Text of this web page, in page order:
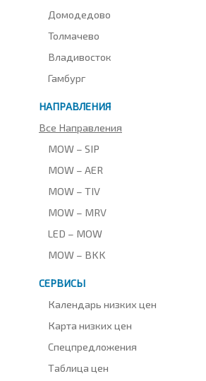
Домодедово
Толмачево
Владивосток
Гамбург
НАПРАВЛЕНИЯ
Все Направления
MOW – SIP
MOW – AER
MOW – TIV
MOW – MRV
LED – MOW
MOW – BKK
СЕРВИСЫ
Календарь низких цен
Карта низких цен
Спецпредложения
Таблица цен